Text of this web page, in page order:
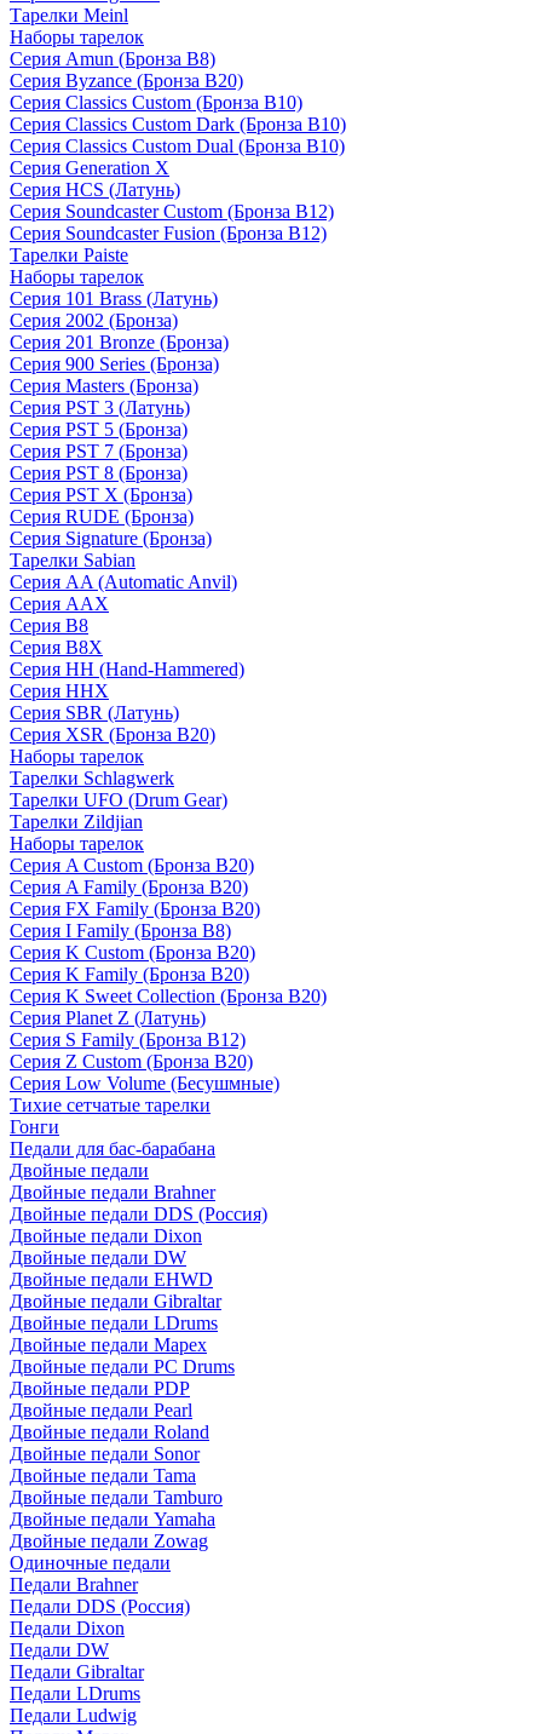
Тарелки Meinl
Наборы тарелок
Серия Amun (Бронза B8)
Серия Byzance (Бронза B20)
Серия Classics Custom (Бронза B10)
Серия Classics Custom Dark (Бронза B10)
Серия Classics Custom Dual (Бронза B10)
Серия Generation X
Серия HCS (Латунь)
Серия Soundcaster Custom (Бронза B12)
Серия Soundcaster Fusion (Бронза B12)
Тарелки Paiste
Наборы тарелок
Серия 101 Brass (Латунь)
Серия 2002 (Бронза)
Серия 201 Bronze (Бронза)
Серия 900 Series (Бронза)
Серия Masters (Бронза)
Серия PST 3 (Латунь)
Серия PST 5 (Бронза)
Серия PST 7 (Бронза)
Серия PST 8 (Бронза)
Серия PST X (Бронза)
Серия RUDE (Бронза)
Серия Signature (Бронза)
Тарелки Sabian
Серия AA (Automatic Anvil)
Серия AAX
Серия B8
Серия B8X
Серия HH (Hand-Hammered)
Серия HHX
Серия SBR (Латунь)
Серия XSR (Бронза B20)
Наборы тарелок
Тарелки Schlagwerk
Тарелки UFO (Drum Gear)
Тарелки Zildjian
Наборы тарелок
Серия A Custom (Бронза B20)
Серия A Family (Бронза B20)
Серия FX Family (Бронза B20)
Серия I Family (Бронза B8)
Серия K Custom (Бронза B20)
Серия K Family (Бронза B20)
Серия K Sweet Collection (Бронза B20)
Серия Planet Z (Латунь)
Серия S Family (Бронза B12)
Серия Z Custom (Бронза B20)
Серия Low Volume (Бесушмные)
Тихие сетчатые тарелки
Гонги
Педали для бас-барабана
Двойные педали
Двойные педали Brahner
Двойные педали DDS (Россия)
Двойные педали Dixon
Двойные педали DW
Двойные педали EHWD
Двойные педали Gibraltar
Двойные педали LDrums
Двойные педали Mapex
Двойные педали PC Drums
Двойные педали PDP
Двойные педали Pearl
Двойные педали Roland
Двойные педали Sonor
Двойные педали Tama
Двойные педали Tamburo
Двойные педали Yamaha
Двойные педали Zowag
Одиночные педали
Педали Brahner
Педали DDS (Россия)
Педали Dixon
Педали DW
Педали Gibraltar
Педали LDrums
Педали Ludwig